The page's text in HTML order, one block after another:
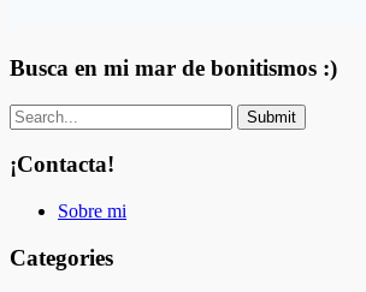
Busca en mi mar de bonitismos :)
¡Contacta!
Sobre mi
Categories